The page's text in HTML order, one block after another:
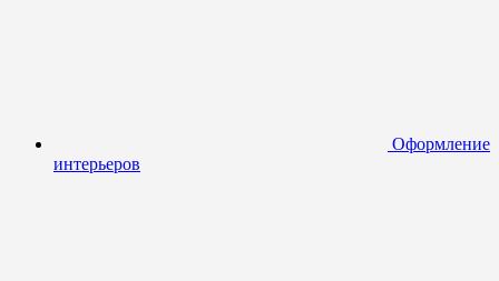
Оформление
интерьеров